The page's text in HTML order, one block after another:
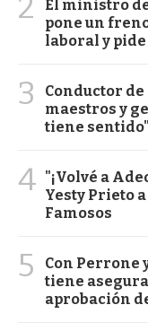
El ministro
pone un
laboral y pide
3
Conductor
maestros y
tiene sentido"
4 "¡Volvé a
Yesty Prieto
Famosos
5
Con Perrone
tiene
aprobación